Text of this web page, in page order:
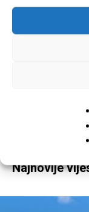
Najnovije